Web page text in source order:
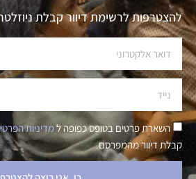
להצטרפות לרשימת דיוור קבלת
השארת פרטים בטופס כפופה למדיניות
קבלת דיוור מהמפרסם.